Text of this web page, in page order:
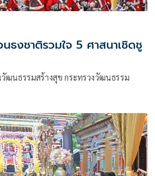
ธงชาติรวมใจ 5 ศาสนาเชิดชู
ฒนธรรมสร้างสุข กระทรวงวัฒนธรรม